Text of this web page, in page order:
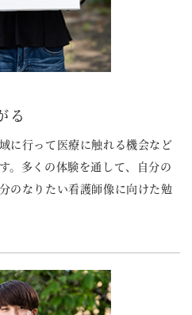
る
に行って医療に触れる機会など
。多くの体験を通して、自分の
のなりたい看護師像に向けた勉